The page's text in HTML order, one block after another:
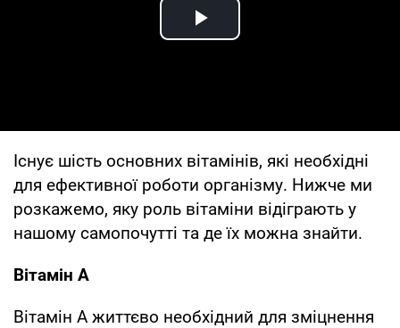
Play Video
Існує шість основних вітамінів, які необхідні
для ефективної роботи організму. Нижче ми
розкажемо, яку роль вітаміни відіграють у
нашому самопочутті та де їх можна знайти.
Вітамін А
Вітамін А життєво необхідний для зміцнення